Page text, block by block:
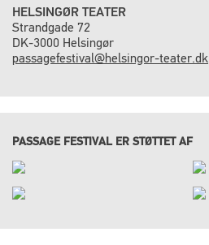
HELSINGØR TEATER
Strandgade 72
DK-3000 Helsingør
passagefestival@helsingor-teater.dk
PASSAGE FESTIVAL ER STØTTET AF